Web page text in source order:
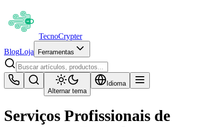
TecnoCrypter
BlogLoja Ferramentas
Alternar tema
Idioma
Serviços Profissionais de